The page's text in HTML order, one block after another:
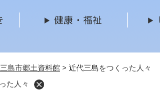
健康・福祉
三島市郷土資料館 > 近代三島をつくった人々
た人々